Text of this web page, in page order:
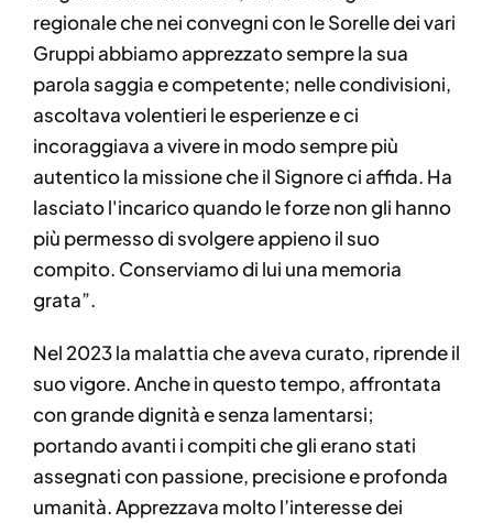
regionale che nei convegni con le Sorelle dei vari
Gruppi abbiamo apprezzato sempre la sua
parola saggia e competente; nelle condivisioni,
ascoltava volentieri le esperienze e ci
incoraggiava a vivere in modo sempre più
autentico la missione che il Signore ci affida. Ha
lasciato l'incarico quando le forze non gli hanno
più permesso di svolgere appieno il suo
compito. Conserviamo di lui una memoria
grata”.
Nel 2023 la malattia che aveva curato, riprende il
suo vigore. Anche in questo tempo, affrontata
con grande dignità e senza lamentarsi;
portando avanti i compiti che gli erano stati
assegnati con passione, precisione e profonda
umanità. Apprezzava molto l’interesse dei